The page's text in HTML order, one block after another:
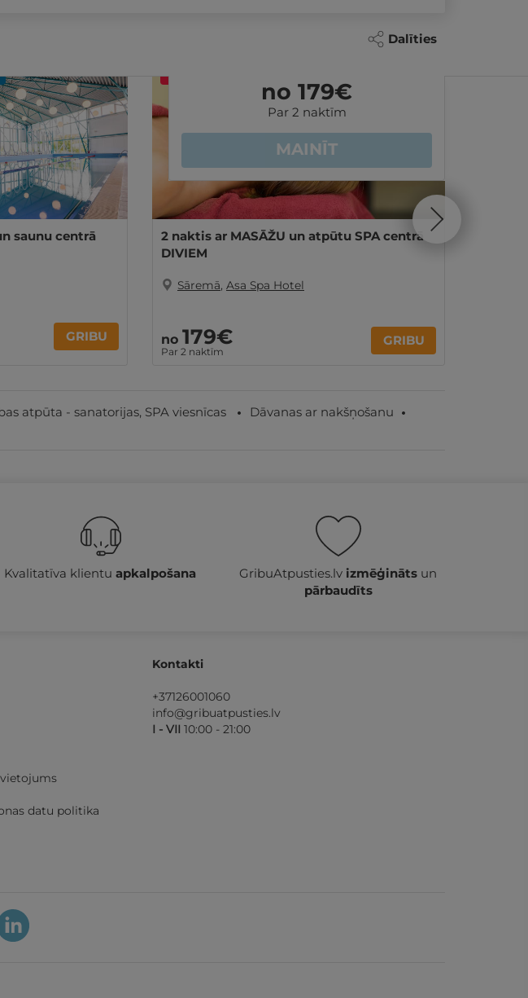
Dalīties
no 179€
Par 2 naktīm
MAINĪT
saunu centrā
GRIBU
2 naktis ar MASĀŽU un atpūtu SPA centrā
DIVIEM
Sāremā, Asa Spa Hotel
no 179€
Par 2 naktīm
GRIBU
atpūta - sanatorijas, SPA viesnīcas
Dāvanas ar nakšņošanu
Kvalitatīva klientuapkalpošana GribuAtpusties.lv izmēģināts un
pārbaudīts
datu politika
Kontakti
+37126001060
info@gribuatpusties.lv
I - VII 10:00 - 21:00